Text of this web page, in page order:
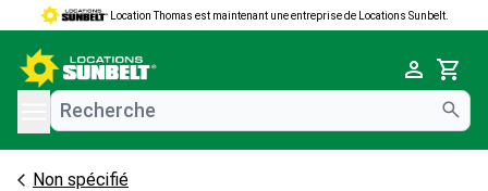
Location Thomas est maintenant une entreprise de Locations Sunbelt.
Cart
menu
Non spécifié